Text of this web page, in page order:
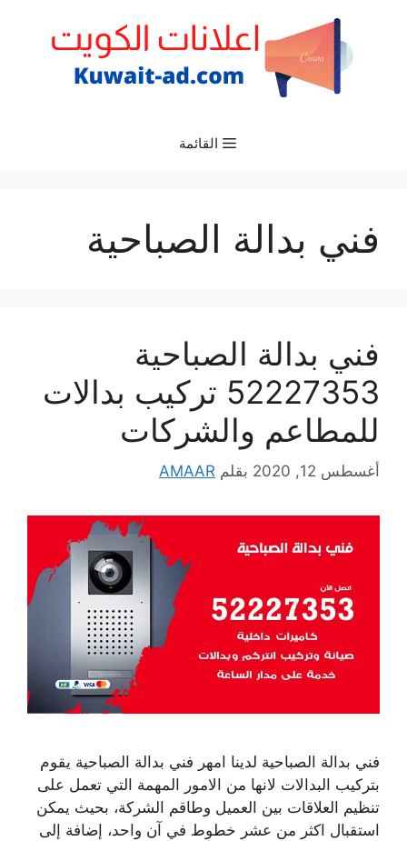
القائمة
فني بدالة الصباحية
فني بدالة الصباحية
52227353 تركيب بدالات
للمطاعم والشركات
أغسطس 12, 2020 بقلم AMAAR
فني بدالة الصباحية لدينا امهر فني بدالة الصباحية يقوم
بتركيب البدالات لانها من الامور المهمة التي تعمل على
تنظيم العلاقات بين العميل وطاقم الشركة، بحيث يمكن
استقبال اكثر من عشر خطوط في آن واحد، إضافة إلى